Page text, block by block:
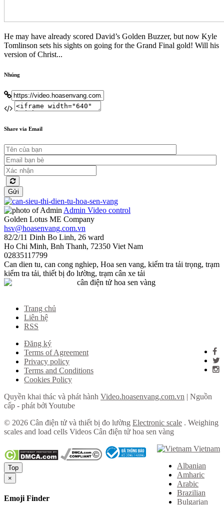
He may have already scored David’s Golden Buzzer, but now Kyle
Tomlinson sets his sights on going for the Grand Final gold! Will his
version of Christ...
Nhúng
Share via Email
Gửi
Admin Video control
Golden Lotus ME Company
hsv@hoasenvang.com.vn
82/2/11 Dinh Bo Linh, 26 ward
Ho Chi Minh, Bnh Thanh, 72350 Viet Nam
02835117799
Can dien tu, can cong nghiep, Hoa sen vang, kiểm tra tải trọng, trạm
kiểm tra tải, thiết bị đo lường, trạm cân xe tải
Trang chủ
Liên hệ
RSS
Đăng ký
Terms of Agreement
Privacy policy
Terms and Conditions
Cookies Policy
Quyền khai thác và phát hành Video.hoasenvang.com.vn | Nguồn
cấp - phát bởi Youtube
© 2026 Cân điện tử và thiết bị đo lường Electronic scale . Weighing
scales and load cells Videos Cân điện tử hoa sen vàng
Vietnam
Albanian
Amharic
Arabic
Brazilian
Bulgarian
Top
×
Emoji Finder